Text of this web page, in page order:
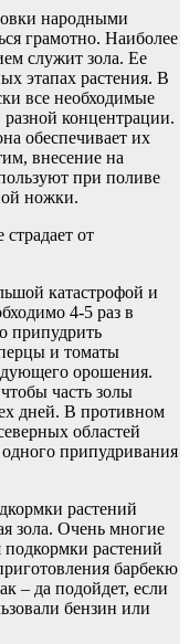
народными
грамотно. Наиболее
служит зола. Ее
этапах растения. В
все необходимые
концентрации.
обеспечивает их
внесение на
при поливе
ножки.
от
катастрофой и
4-5 раз в
припудрить
и томаты
орошения.
часть золы
дней. В противном
областей
припудривания
растений
зола. Очень многие
растений
барбекю
– да подойдет, если
бензин или